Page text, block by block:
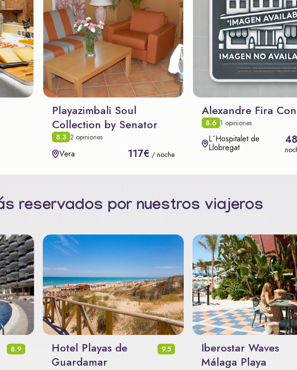
Playazimbali Soul
Collection by Senator
8.3 2 opiniones
Vera 117€ / noche
Alexandre Fira
8.6 1 opiniones
L´Hospitalet de
Llobregat
reservados por nuestros viajeros
8.9
Hotel Playas de
Guardamar
9.5
Iberostar Waves
Málaga Playa